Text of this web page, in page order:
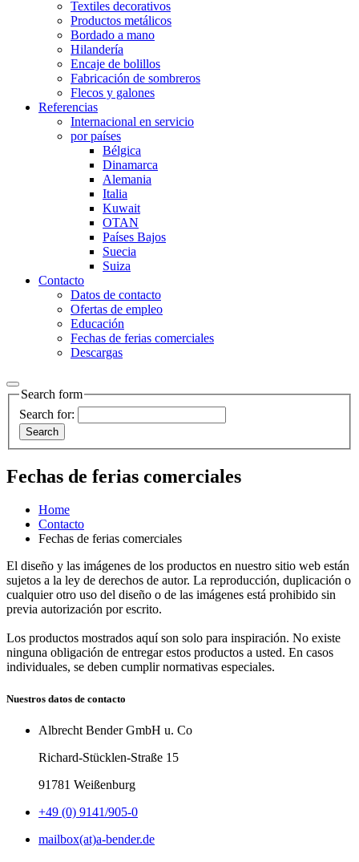
Textiles decorativos
Productos metálicos
Bordado a mano
Hilandería
Encaje de bolillos
Fabricación de sombreros
Flecos y galones
Referencias
Internacional en servicio
por países
Bélgica
Dinamarca
Alemania
Italia
Kuwait
OTAN
Países Bajos
Suecia
Suiza
Contacto
Datos de contacto
Ofertas de empleo
Educación
Fechas de ferias comerciales
Descargas
Search form
Search for:
Fechas de ferias comerciales
Home
Contacto
Fechas de ferias comerciales
El diseño y las imágenes de los productos en nuestro sitio web están
sujetos a la ley de derechos de autor. La reproducción, duplicación o
cualquier otro uso del diseño o de las imágenes está prohibido sin
previa autorización por escrito.
Los productos mostrados aquí son solo para inspiración. No existe
ninguna obligación de entregar estos productos a usted. En casos
individuales, se deben cumplir normativas especiales.
Nuestros datos de contacto
Albrecht Bender GmbH u. Co
Richard-Stücklen-Straße 15
91781 Weißenburg
+49 (0) 9141/905-0
mailbox(at)a-bender.de